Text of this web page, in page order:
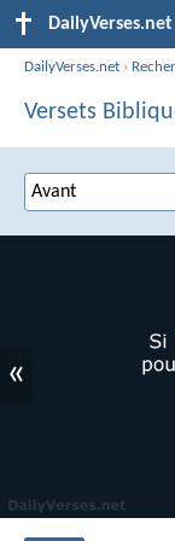
DailyVerses.net
DailyVerses.net ›
Versets
«